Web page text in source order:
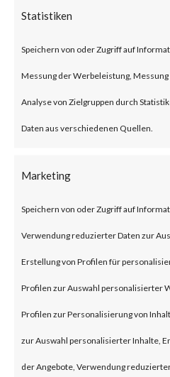
Statistiken
Speichern von oder Zugriff auf
Messung der Werbeleistung,
Analyse von Zielgruppen durch
Daten aus verschiedenen Quellen.
Marketing
Speichern von oder Zugriff auf
Verwendung reduzierter Daten zur
Erstellung von Profilen für
Profilen zur Auswahl personalisierter
Profilen zur Personalisierung von
zur Auswahl personalisierter Inhalte,
der Angebote, Verwendung
arbitrary code
the same
Why is this
This is significant
WinRAR is widely